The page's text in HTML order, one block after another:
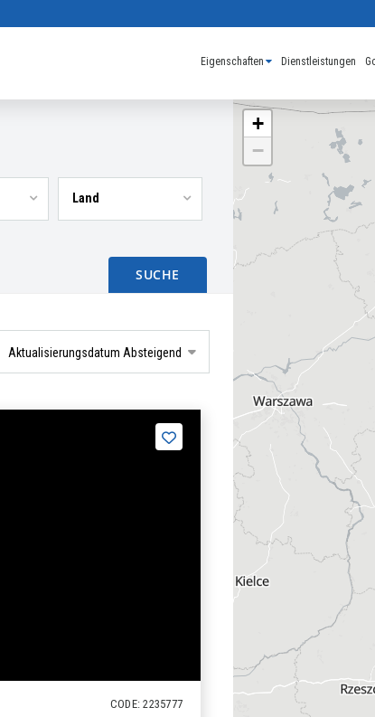
Eigenschaften Dienstleistungen
+
−
Land
SUCHE
Aktualisierungsdatum Absteigend
CODE: 2235777